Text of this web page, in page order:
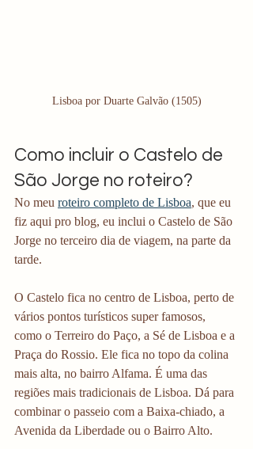
Lisboa por Duarte Galvão (1505)
Como incluir o Castelo de
São Jorge no roteiro?
No meu roteiro completo de Lisboa, que eu
fiz aqui pro blog, eu inclui o Castelo de São
Jorge no terceiro dia de viagem, na parte da
tarde.
O Castelo fica no centro de Lisboa, perto de
vários pontos turísticos super famosos,
como o Terreiro do Paço, a Sé de Lisboa e a
Praça do Rossio. Ele fica no topo da colina
mais alta, no bairro Alfama. É uma das
regiões mais tradicionais de Lisboa. Dá para
combinar o passeio com a Baixa-chiado, a
Avenida da Liberdade ou o Bairro Alto.